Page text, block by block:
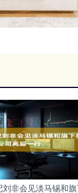
非会见淡马锡和